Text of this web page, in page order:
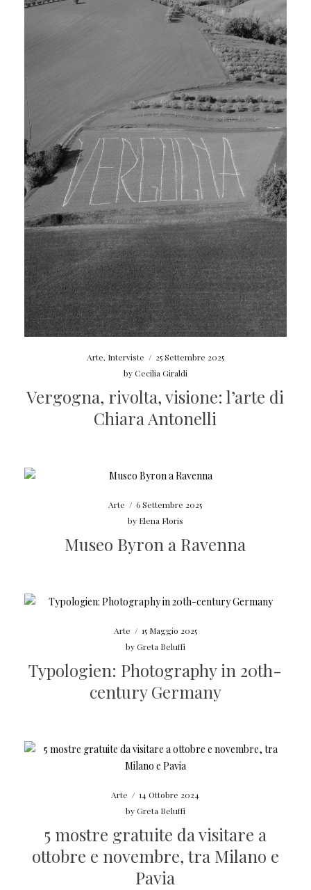
Arte, Interviste / 25 Settembre 2025
byCecilia Giraldi
Vergogna, rivolta, visione: l’arte di
Chiara Antonelli
Arte / 6 Settembre 2025
by Elena Floris
Museo Byron a Ravenna
Arte / 15 Maggio 2025
byGreta Beluffi
Typologien: Photography in 20th-
century Germany
Arte / 14 Ottobre 2024
byGreta Beluffi
5 mostre gratuite da visitare a
ottobre e novembre, tra Milano e
Pavia